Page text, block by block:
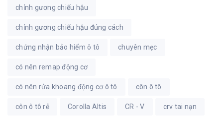
chỉnh gương chiếu hậu
chỉnh gương chiếu hậu đúng cách
chứng nhận bảo hiểm ô tô chuyên mẹc
có nên remap động cơ
có nên rửa khoang động cơ ô tô côn ô tô
côn ô tô rẻ Corolla Altis CR - V crv tai nạn